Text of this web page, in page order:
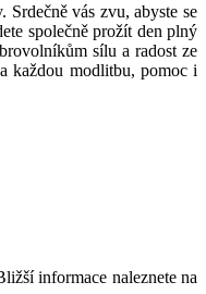
vás zvu, abyste se
společně prožít den plný
sílu a radost ze
každou modlitbu, pomoc i
informace naleznete na